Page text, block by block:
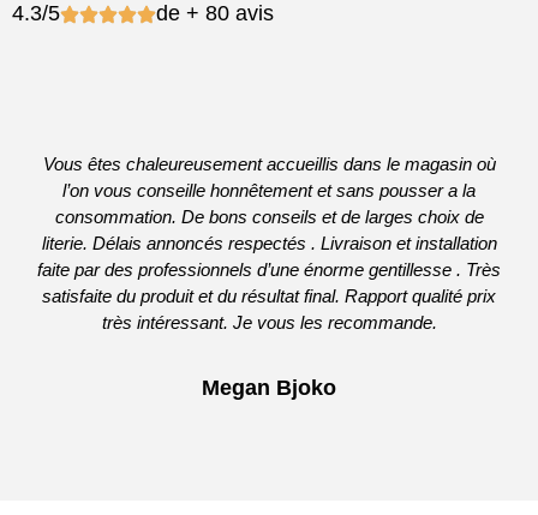
4.3/5 de + 80 avis
Vous êtes chaleureusement accueillis dans le magasin où
l’on vous conseille honnêtement et sans pousser a la
consommation. De bons conseils et de larges choix de
literie. Délais annoncés respectés . Livraison et installation
faite par des professionnels d’une énorme gentillesse . Très
satisfaite du produit et du résultat final. Rapport qualité prix
très intéressant. Je vous les recommande.
Megan Bjoko